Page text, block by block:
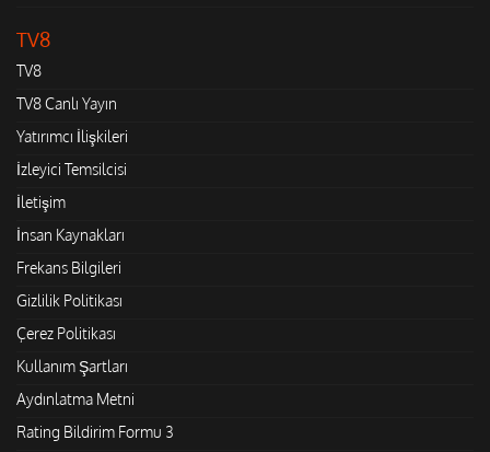
TV8
TV8
TV8 Canlı Yayın
Yatırımcı İlişkileri
İzleyici Temsilcisi
İletişim
İnsan Kaynakları
Frekans Bilgileri
Gizlilik Politikası
Çerez Politikası
Kullanım Şartları
Aydınlatma Metni
Rating Bildirim Formu 3